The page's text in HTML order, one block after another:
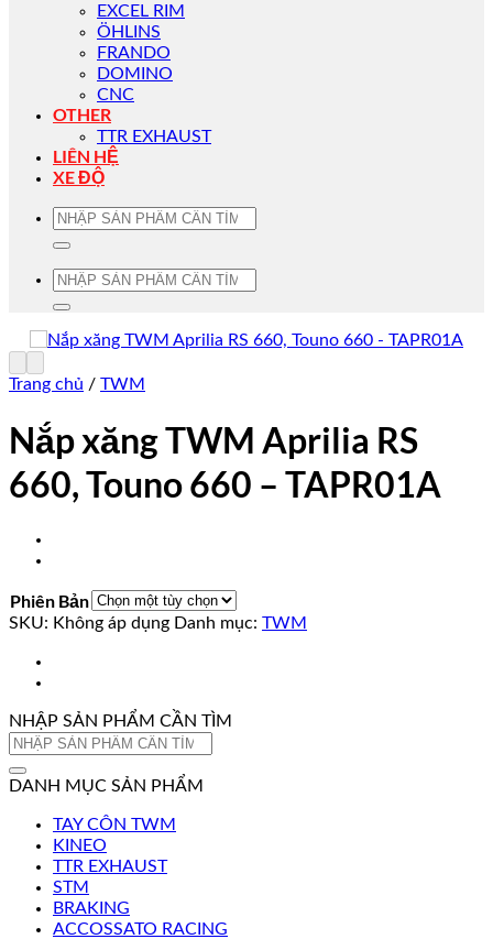
EXCEL RIM
ÖHLINS
FRANDO
DOMINO
CNC
OTHER
TTR EXHAUST
LIÊN HỆ
XE ĐỘ
Tìm
Tìm
Trang chủ / TWM
Nắp xăng TWM Aprilia RS
660, Touno 660 – TAPR01A
Phiên Bản
SKU: Không áp dụng Danh mục: TWM
NHẬP SẢN PHẨM CẦN TÌM
Tìm
DANH MỤC SẢN PHẨM
TAY CÔN TWM
KINEO
TTR EXHAUST
STM
BRAKING
ACCOSSATO RACING